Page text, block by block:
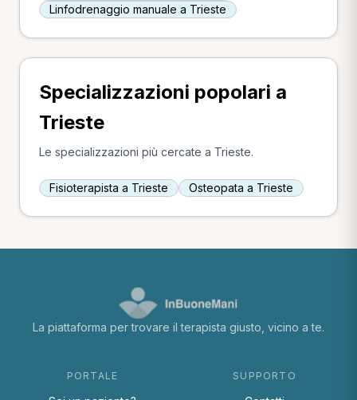
Linfodrenaggio manuale a Trieste
Specializzazioni popolari a
Trieste
Le specializzazioni più cercate a Trieste.
Fisioterapista a Trieste Osteopata a Trieste
La piattaforma per trovare il terapista giusto, vicino a te.
PORTALE SUPPORTO